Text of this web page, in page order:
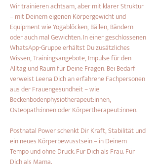
Wir trainieren achtsam, aber mit klarer Struktur
– mit Deinem eigenen Körpergewicht und
Equipment wie Yogablöcken, Bällen, Bändern
oder auch mal Gewichten. In einer geschlossenen
WhatsApp-Gruppe erhältst Du zusätzliches
Wissen, Trainingsangebote, Impulse für den
Alltag und Raum für Deine Fragen. Bei Bedarf
verweist Leena Dich an erfahrene Fachpersonen
aus der Frauengesundheit – wie
Beckenbodenphysiotherapeut:innen,
Osteopath:innen oder Körpertherapeut:innen.
Postnatal Power schenkt Dir Kraft, Stabilität und
ein neues Körperbewusstsein – in Deinem
Tempo und ohne Druck. Für Dich als Frau. Für
Dich als Mama.